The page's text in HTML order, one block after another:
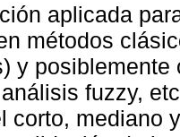
aplicada
métodos
y
fuzzy,
corto, mediano